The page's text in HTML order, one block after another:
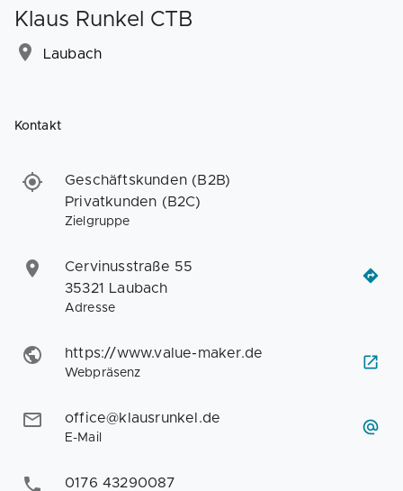
Klaus Runkel CTB
Laubach
Kontakt
Geschäftskunden (B2B)
Privatkunden (B2C)
Zielgruppe
Cervinusstraße 55
35321 Laubach
Adresse
https://www.value-maker.de
Webpräsenz
office@klausrunkel.de
E-Mail
0176 43290087